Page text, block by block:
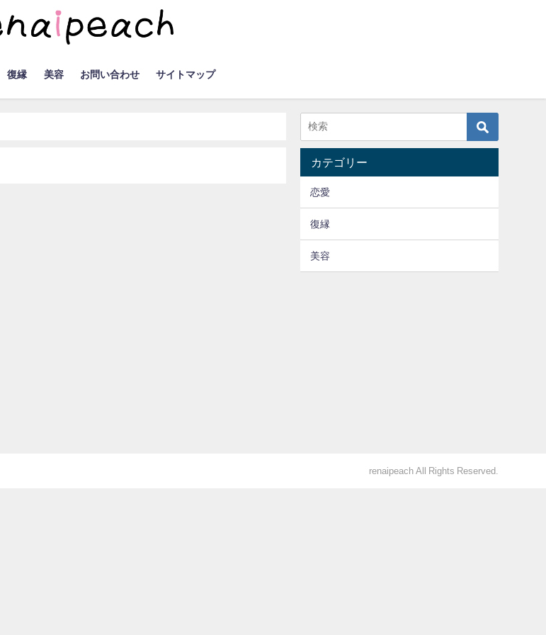
復縁 美容 お問い合わせ サイトマップ
カテゴリー
恋愛
復縁
美容
renaipeach All Rights Reserved.